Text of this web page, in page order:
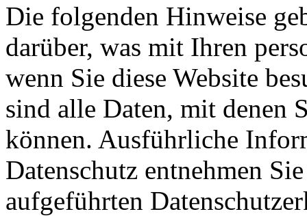
Die folgenden Hinweise
darüber, was mit Ihren
wenn Sie diese Website
sind alle Daten, mit denen
können. Ausführliche
Datenschutz entnehmen
aufgeführten